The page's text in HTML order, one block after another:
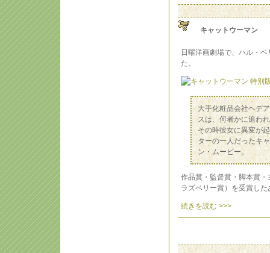
キャットウーマン
日曜洋画劇場で、ハル・
た。
大手化粧品会社ヘデ
スは、何者かに追わ
その時彼女に異変が
ターの一人だったキ
ン・ムービー。
作品賞・監督賞・脚本賞
ラズベリー賞）を受賞し
続きを読む >>>